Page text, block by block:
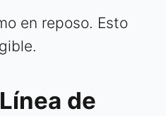
en reposo. Esto
de